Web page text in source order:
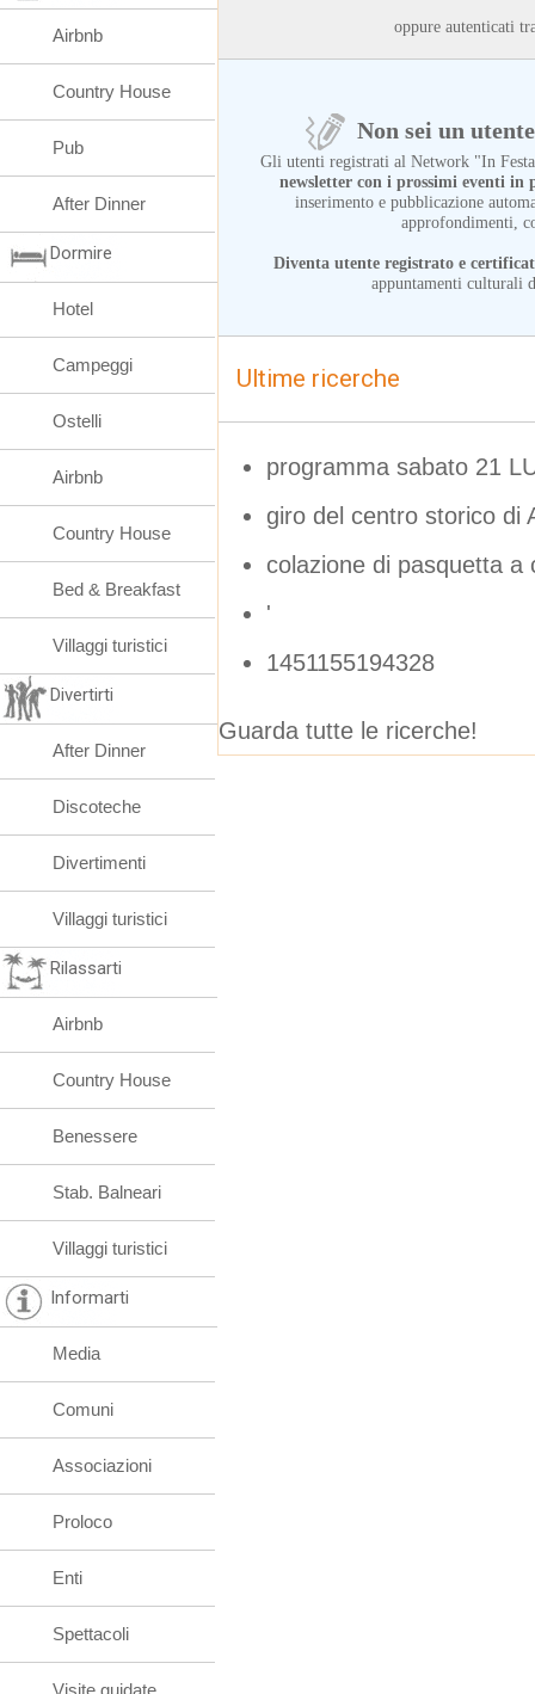
oppure autenticati
Non sei un
Gli utenti registrati al Network "In
newsletter con i prossimi eventi in
inserimento e pubblicazione
approfondimenti,
Diventa utente registrato e
appuntamenti culturali
Ultime ricerche
programma sabato 21
giro del centro storico di
colazione di pasquetta a
'
1451155194328
Guarda tutte le ricerche!
Airbnb
Country House
Pub
After Dinner
Dormire
Hotel
Campeggi
Ostelli
Airbnb
Country House
Bed & Breakfast
Villaggi turistici
Divertirti
After Dinner
Discoteche
Divertimenti
Villaggi turistici
Rilassarti
Airbnb
Country House
Benessere
Stab. Balneari
Villaggi turistici
Informarti
Media
Comuni
Associazioni
Proloco
Enti
Spettacoli
Visite guidate